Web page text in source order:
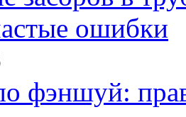
ошибки
фэншуй: